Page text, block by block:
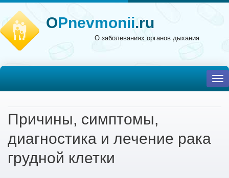
OPnevmonii.ru
О заболеваниях органов дыхания
Причины, симптомы,
диагностика и лечение рака
грудной клетки